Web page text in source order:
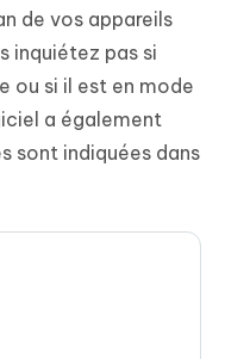
de vos appareils
inquiétez pas si
ou si il est en mode
a également
sont indiquées dans